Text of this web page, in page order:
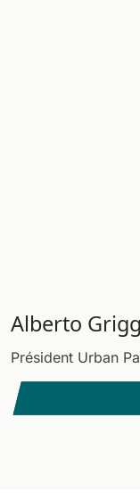
Alberto
Président Urban